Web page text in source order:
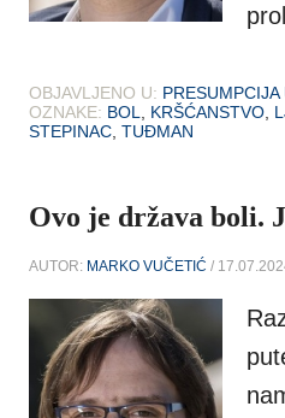
OBJAVLJENO U:
OZNAKE: BOL KRŠĆANSTVO
STEPINAC TUĐMAN
Ovo je država boli.
AUTOR: MARKO VUČETIĆ /